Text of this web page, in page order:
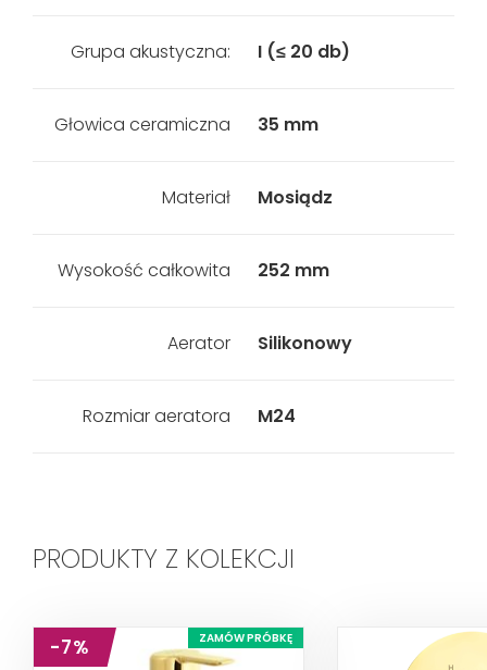
Grupa akustyczna: I (≤ 20 db)
Głowica ceramiczna 35 mm
Materiał Mosiądz
Wysokość całkowita 252 mm
Aerator Silikonowy
Rozmiar aeratora M24
PRODUKTY Z KOLEKCJI
-7% ZAMÓW PRÓBKĘ